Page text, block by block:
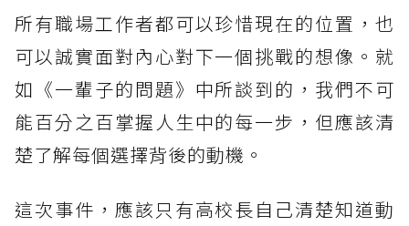
所有職場工作者都可以珍惜現在的位置，也
可以誠實面對內心對下一個挑戰的想像。就
如《一輩子的問題》中所談到的，我們不可
能百分之百掌握人生中的每一步，但應該清
楚了解每個選擇背後的動機。
這次事件，應該只有高校長自己清楚知道動